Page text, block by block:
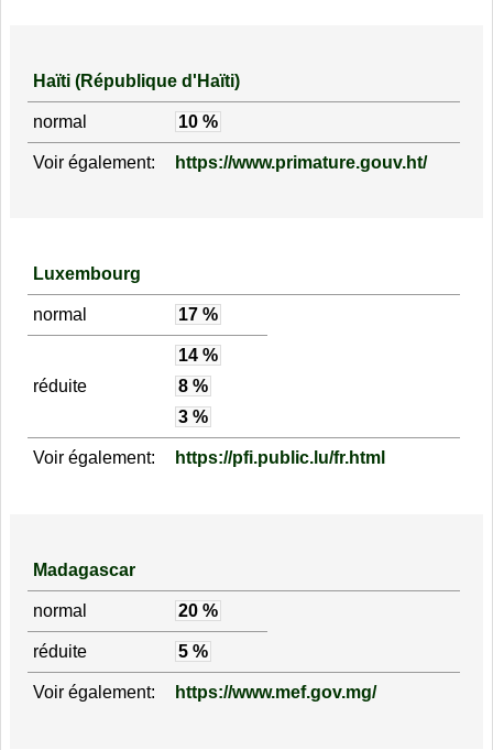
Haïti (République d'Haïti)
normal 10 %
Voir également: https://www.primature.gouv.ht/
Luxembourg
normal 17 %
réduite
14 %
8 %
3 %
Voir également: https://pfi.public.lu/fr.html
Madagascar
normal 20 %
réduite 5 %
Voir également: https://www.mef.gov.mg/